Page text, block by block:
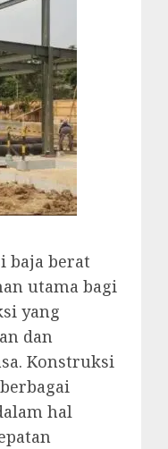
baja berat
utama bagi
yang
dan
Konstruksi
hal